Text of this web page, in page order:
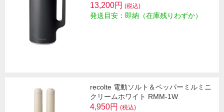
13,200円 (税込)
発送目安：即納（在庫残りわずか）
recolte 電動ソルト＆ペッパーミルミニ
クリームホワイト RMM-1W
4,950円 (税込)